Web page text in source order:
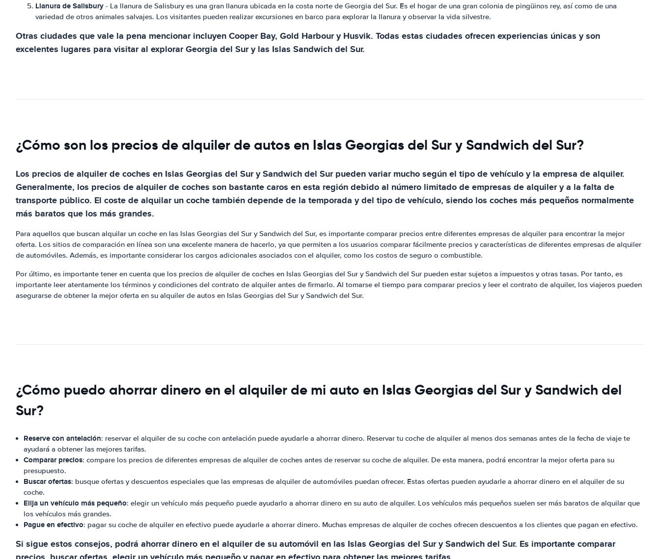
Llanura de Salisbury - La llanura de Salisbury es una gran llanura ubicada en la costa norte de Georgia del Sur. Es el hogar de una gran colonia de pingüinos rey, así como de una
variedad de otros animales salvajes. Los visitantes pueden realizar excursiones en barco para explorar la llanura y observar la vida silvestre.
Otras ciudades que vale la pena mencionar incluyen Cooper Bay, Gold Harbour y Husvik. Todas estas ciudades ofrecen experiencias únicas y son
excelentes lugares para visitar al explorar Georgia del Sur y las Islas Sandwich del Sur.
¿Cómo son los precios de alquiler de autos en Islas Georgias del Sur y Sandwich del Sur?
Los precios de alquiler de coches en Islas Georgias del Sur y Sandwich del Sur pueden variar mucho según el tipo de vehículo y la empresa de alquiler.
Generalmente, los precios de alquiler de coches son bastante caros en esta región debido al número limitado de empresas de alquiler y a la falta de
transporte público. El coste de alquilar un coche también depende de la temporada y del tipo de vehículo, siendo los coches más pequeños normalmente
más baratos que los más grandes.
Para aquellos que buscan alquilar un coche en las Islas Georgias del Sur y Sandwich del Sur, es importante comparar precios entre diferentes empresas de alquiler para encontrar la mejor
oferta. Los sitios de comparación en línea son una excelente manera de hacerlo, ya que permiten a los usuarios comparar fácilmente precios y características de diferentes empresas de alquiler
de automóviles. Además, es importante considerar los cargos adicionales asociados con el alquiler, como los costos de seguro o combustible.
Por último, es importante tener en cuenta que los precios de alquiler de coches en Islas Georgias del Sur y Sandwich del Sur pueden estar sujetos a impuestos y otras tasas. Por tanto, es
importante leer atentamente los términos y condiciones del contrato de alquiler antes de firmarlo. Al tomarse el tiempo para comparar precios y leer el contrato de alquiler, los viajeros pueden
asegurarse de obtener la mejor oferta en su alquiler de autos en Islas Georgias del Sur y Sandwich del Sur.
¿Cómo puedo ahorrar dinero en el alquiler de mi auto en Islas Georgias del Sur y Sandwich del
Sur?
Reserve con antelación: reservar el alquiler de su coche con antelación puede ayudarle a ahorrar dinero. Reservar tu coche de alquiler al menos dos semanas antes de la fecha de viaje te
ayudará a obtener las mejores tarifas.
Comparar precios: compare los precios de diferentes empresas de alquiler de coches antes de reservar su coche de alquiler. De esta manera, podrá encontrar la mejor oferta para su
presupuesto.
Buscar ofertas: busque ofertas y descuentos especiales que las empresas de alquiler de automóviles puedan ofrecer. Estas ofertas pueden ayudarle a ahorrar dinero en el alquiler de su
coche.
Elija un vehículo más pequeño: elegir un vehículo más pequeño puede ayudarlo a ahorrar dinero en su auto de alquiler. Los vehículos más pequeños suelen ser más baratos de alquilar que
los vehículos más grandes.
Pague en efectivo: pagar su coche de alquiler en efectivo puede ayudarle a ahorrar dinero. Muchas empresas de alquiler de coches ofrecen descuentos a los clientes que pagan en efectivo.
Si sigue estos consejos, podrá ahorrar dinero en el alquiler de su automóvil en las Islas Georgias del Sur y Sandwich del Sur. Es importante comparar